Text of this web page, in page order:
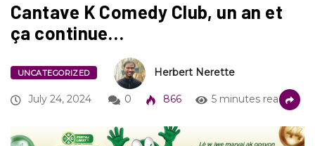
Cantave K Comedy Club, un an et
ça continue…
UNCATEGORIZED Herbert Nerette
July 24, 2024 0 866 5 minutes read